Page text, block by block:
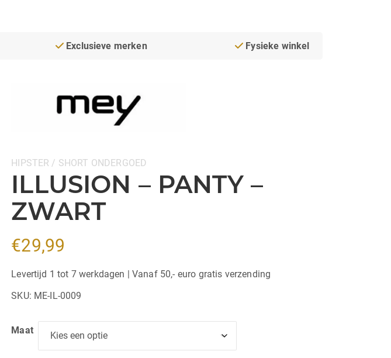
Exclusieve merken Fysieke winkel
Categorieën:
HIPSTER / SHORT ONDERGOED
ILLUSION – PANTY –
ZWART
€29,99
Levertijd 1 tot 7 werkdagen | Vanaf 50,- euro gratis verzending
SKU: ME-IL-0009
Maat